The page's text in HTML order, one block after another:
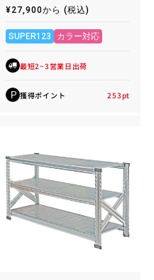
通
価
格
¥27,900から (税込)
SUPER123 カラー対応
最短2~3営業日出荷
P 獲得ポイント 253pt